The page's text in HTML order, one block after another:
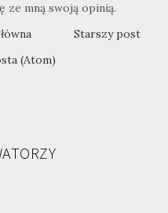
ze mną swoją opinią.
Starszy post
(Atom)